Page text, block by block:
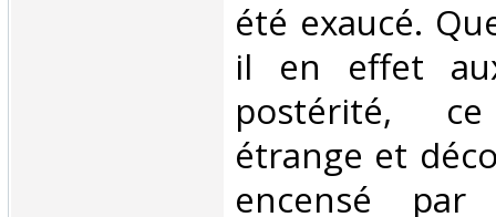
été exaucé.
il en effet
postérité,
étrange et
encensé